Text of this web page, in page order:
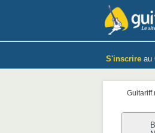
S'inscrire au